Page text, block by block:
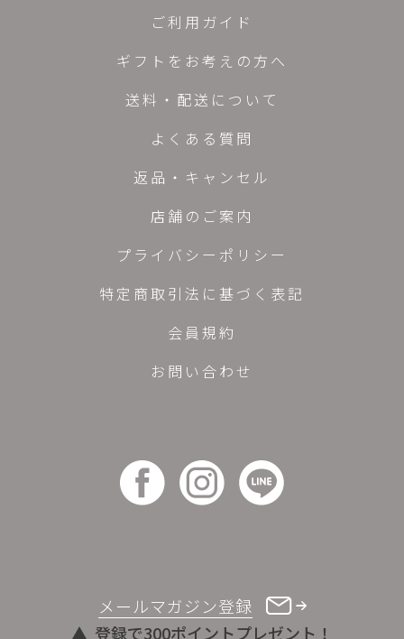
メールマガジン登録
登録で300ポイントプレゼント！
ご利用ガイド
ギフトをお考えの方へ
送料・配送について
よくある質問
返品・キャンセル
店舗のご案内
プライバシーポリシー
特定商取引法に基づく表記
会員規約
お問い合わせ